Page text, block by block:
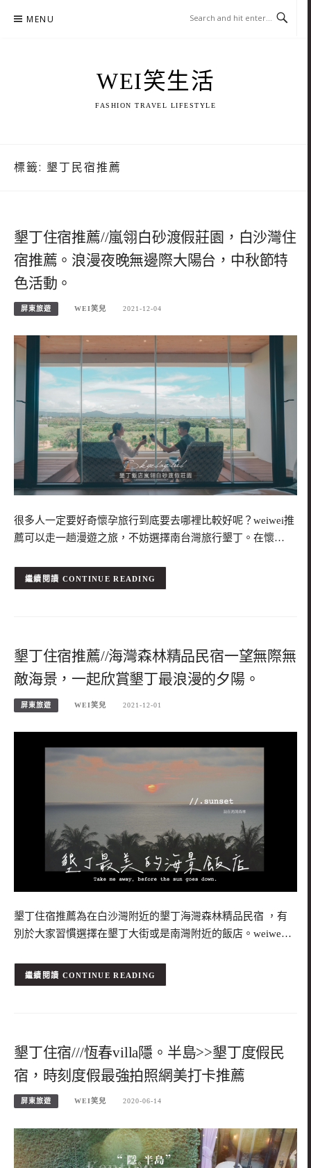
MENU
WEI笑生活
FASHION TRAVEL LIFESTYLE
標籤: 墾丁民宿推薦
墾丁住宿推薦//嵐翎白砂渡假莊園，白沙灣住
宿推薦。浪漫夜晚無邊際大陽台，中秋節特
色活動。
屏東旅遊 WEI笑兒 2021-12-04
很多人一定要好奇懷孕旅行到底要去哪裡比較好呢？weiwei推
薦可以走一趟漫遊之旅，不妨選擇南台灣旅行墾丁。在懷…
CONTINUE READING
墾丁住宿推薦//海灣森林精品民宿一望無際無
敵海景，一起欣賞墾丁最浪漫的夕陽。
屏東旅遊 WEI笑兒 2021-12-01
墾丁住宿推薦為在白沙灣附近的墾丁海灣森林精品民宿 ，有
別於大家習慣選擇在墾丁大街或是南灣附近的飯店。weiwe…
CONTINUE READING
墾丁住宿///恆春villa隱。半島>>墾丁度假民
宿，時刻度假最強拍照網美打卡推薦
屏東旅遊 WEI笑兒 2020-06-14